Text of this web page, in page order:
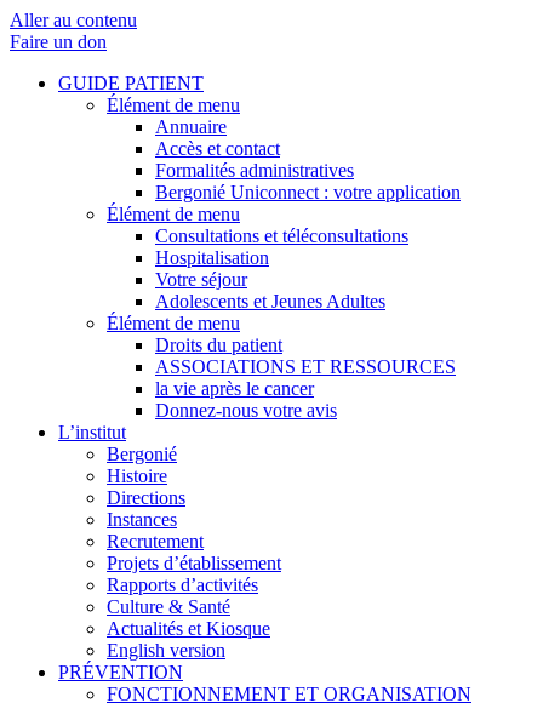
Aller au contenu
Faire un don
GUIDE PATIENT
Élément de menu
Annuaire
Accès et contact
Formalités administratives
Bergonié Uniconnect : votre application
Élément de menu
Consultations et téléconsultations
Hospitalisation
Votre séjour
Adolescents et Jeunes Adultes
Élément de menu
Droits du patient
ASSOCIATIONS ET RESSOURCES
la vie après le cancer
Donnez-nous votre avis
L’institut
Bergonié
Histoire
Directions
Instances
Recrutement
Projets d’établissement
Rapports d’activités
Culture & Santé
Actualités et Kiosque
English version
PRÉVENTION
FONCTIONNEMENT ET ORGANISATION